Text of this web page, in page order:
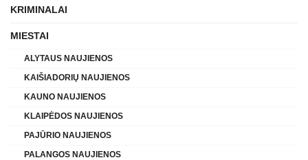
KRIMINALAI
MIESTAI
ALYTAUS NAUJIENOS
KAIŠIADORIŲ NAUJIENOS
KAUNO NAUJIENOS
KLAIPĖDOS NAUJIENOS
PAJŪRIO NAUJIENOS
PALANGOS NAUJIENOS